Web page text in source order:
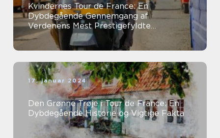
Kvindernes Tour de France: En
Dybdegående Gennemgang af
Verdenens Mest Prestigefyldte
Kvindelige Cykelløb
17. januar 2024
Den Grønne Trøje i Tour de France: En
Dybdegående Historie og Vigtige Fakta